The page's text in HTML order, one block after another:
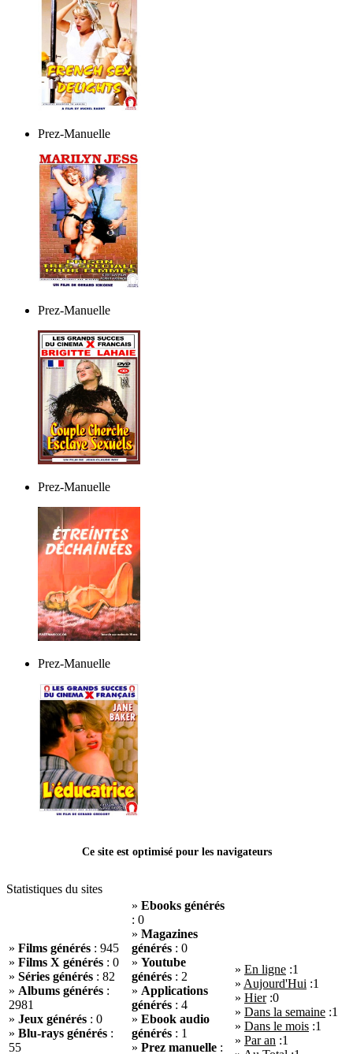
Prez-Manuelle
Prez-Manuelle
Prez-Manuelle
Prez-Manuelle
Ce site est optimisé pour les navigateurs
Statistiques du sites
» Films générés : 945
» Films X générés : 0
» Séries générés : 82
» Albums générés :
2981
» Jeux générés : 0
» Blu-rays générés :
55
» Ebooks générés
: 0
» Magazines
générés : 0
» Youtube
générés : 2
» Applications
générés : 4
» Ebook audio
générés : 1
» Prez manuelle :
» En ligne :1
» Aujourd'Hui :1
» Hier:0
» Dans la semaine :1
» Dans le mois :1
» Par an :1